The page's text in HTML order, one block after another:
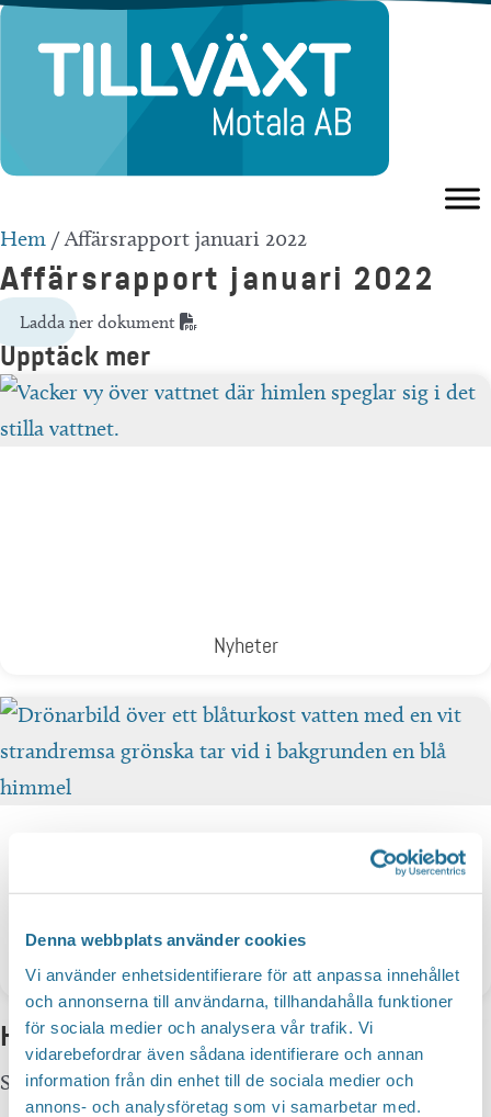
Denna webbplats använder cookies
Vi använder enhetsidentifierare för att anpassa innehållet
och annonserna till användarna, tillhandahålla funktioner
för sociala medier och analysera vår trafik. Vi
vidarebefordrar även sådana identifierare och annan
information från din enhet till de sociala medier och
annons- och analysföretag som vi samarbetar med.
Hoppa
innehåll
Hem /Affärsrapport januari 2022
Affärsrapport januari 2022
Ladda ner dokument
Upptäck mer
Nyheter
Dokument & Rapporter
Hittar du inte vad du söker?
Sök här... SEARCH